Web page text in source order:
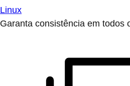
Linux
Garanta consistência em todos